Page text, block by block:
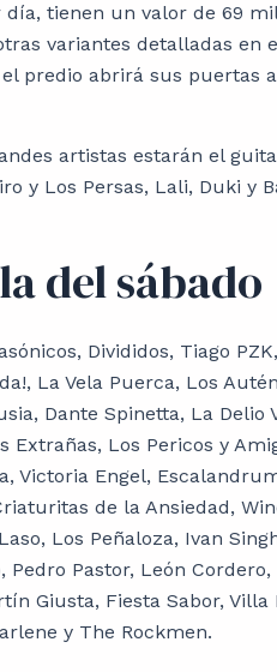
tienen un valor de 69
variantes detalladas en
predio abrirá sus puertas
artistas estarán el
y Los Persas, Lali, Duki y
del sábado
Divididos, Tiago
La Vela Puerca, Los
Dante Spinetta, La Delio
Extrañas, Los Pericos y
Victoria Engel,
de la Ansiedad,
Los Peñaloza, Ivan
Pedro Pastor, León
Giusta, Fiesta Sabor,
y The Rockmen.